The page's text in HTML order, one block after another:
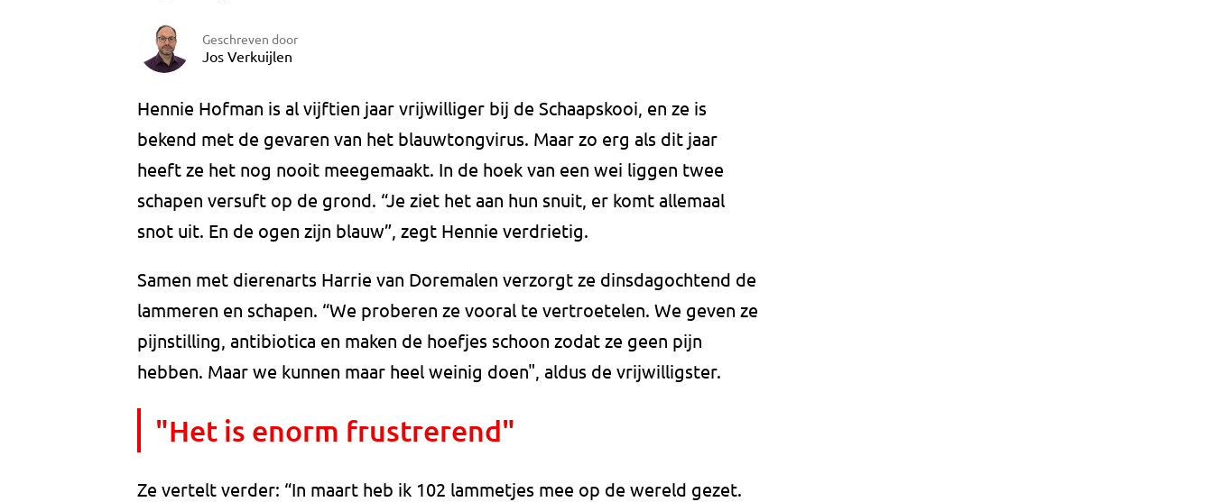
Geschreven door
Jos Verkuijlen
Hennie Hofman is al vijftien jaar vrijwilliger bij de Schaapskooi, en ze is
bekend met de gevaren van het blauwtongvirus. Maar zo erg als dit jaar
heeft ze het nog nooit meegemaakt. In de hoek van een wei liggen twee
schapen versuft op de grond. “Je ziet het aan hun snuit, er komt allemaal
snot uit. En de ogen zijn blauw”, zegt Hennie verdrietig.
Samen met dierenarts Harrie van Doremalen verzorgt ze dinsdagochtend de
lammeren en schapen. “We proberen ze vooral te vertroetelen. We geven ze
pijnstilling, antibiotica en maken de hoefjes schoon zodat ze geen pijn
hebben. Maar we kunnen maar heel weinig doen", aldus de vrijwilligster.
"Het is enorm frustrerend"
Ze vertelt verder: “In maart heb ik 102 lammetjes mee op de wereld gezet.